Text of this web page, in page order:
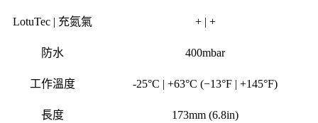
LotuTec | 充氮氣 + | +
防水 400mbar
工作溫度 -25°C | +63°C (−13°F | +145°F)
長度 173mm (6.8in)